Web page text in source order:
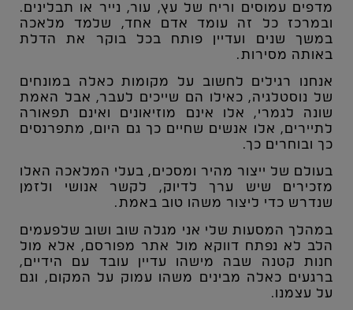
מדפים עמוסים וריח של עץ, עור, נייר או תבלינים.
ובמרכז כל זה עומד אדם אחד, שלמד מלאכה
במשך שנים ועדיין פותח בכל בוקר את הדלת
באותה מסירות.
אנחנו רגילים לחשוב על מקומות כאלה במונחים
של נוסטלגיה, כאילו הם שייכים לעבר, אבל האמת
שונה לגמרי, אלו אינם מוזיאונים ואינם תפאורה
לתיירים, אלו אנשים שחיים כך גם היום, מתפרנסים
כך ובוחרים כך.
בעולם של ייצור מהיר ומסכים, בעלי המלאכה האלו
מזכירים שיש ערך לדיוק, לקשר אנושי ולזמן
שנדרש כדי ליצור משהו טוב באמת.
במהלך המסעות שלי אני מגלה שוב ושוב שלפעמים
הלב לא נפתח דווקא מול אתר מפורסם, אלא מול
חנות קטנה שבה מישהו עדיין עובד עם הידיים,
ברגעים כאלה מבינים משהו עמוק על המקום, וגם
על עצמנו.